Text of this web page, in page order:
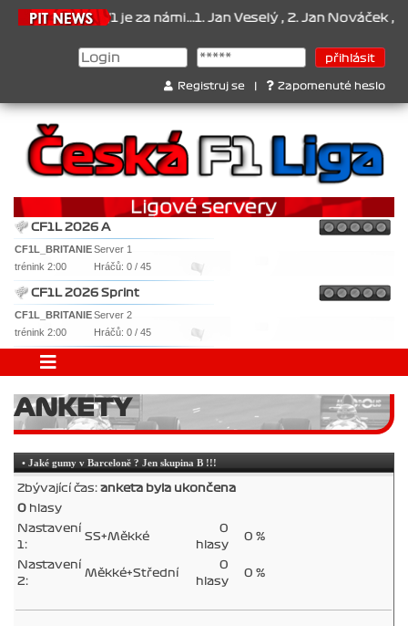
2026/1 je za námi...1. Jan Veselý , 2. Jan Nováček , 3.
Registruj se Zapomenuté heslo
CF1L 2026 A
CF1L_BRITANIEServer 1
trénink 2:00
Hráčů: 0 / 45
CF1L 2026 Sprint
CF1L_BRITANIEServer 2
trénink 2:00
Hráčů: 0 / 45
ANKETY
• Jaké gumy v Barceloně ? Jen skupina B !!!
Zbývající čas: anketa byla ukončena
0 hlasy
Nastavení
1:
SS+Měkké
0
hlasy
0 %
Nastavení
2:
Měkké+Střední
0
hlasy
0 %